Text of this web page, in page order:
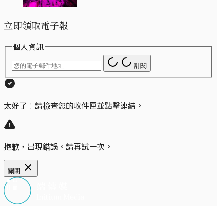
立即領取電子報
個人資訊
訂閱
太好了！請檢查您的收件匣並點擊連結。
抱歉，出現錯誤。請再試一次。
關閉